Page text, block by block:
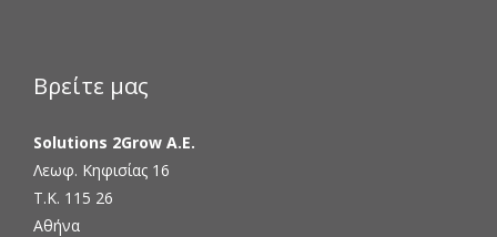
Βρείτε μας
Solutions 2Grow Α.Ε.
Λεωφ. Κηφισίας 16
Τ.Κ. 115 26
Αθήνα